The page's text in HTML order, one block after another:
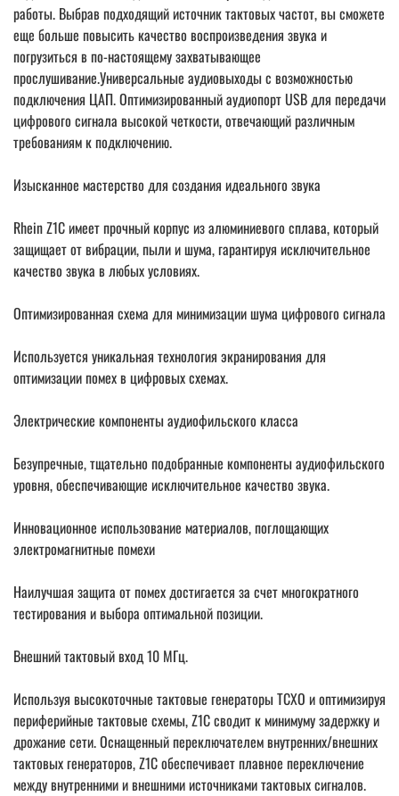
работы. Выбрав подходящий источник тактовых частот, вы сможете
еще больше повысить качество воспроизведения звука и
погрузиться в по-настоящему захватывающее
прослушивание.Универсальные аудиовыходы с возможностью
подключения ЦАП. Оптимизированный аудиопорт USB для передачи
цифрового сигнала высокой четкости, отвечающий различным
требованиям к подключению.
Изысканное мастерство для создания идеального звука
Rhein Z1C имеет прочный корпус из алюминиевого сплава, который
защищает от вибрации, пыли и шума, гарантируя исключительное
качество звука в любых условиях.
Оптимизированная схема для минимизации шума цифрового сигнала
Используется уникальная технология экранирования для
оптимизации помех в цифровых схемах.
Электрические компоненты аудиофильского класса
Безупречные, тщательно подобранные компоненты аудиофильского
уровня, обеспечивающие исключительное качество звука.
Инновационное использование материалов, поглощающих
электромагнитные помехи
Наилучшая защита от помех достигается за счет многократного
тестирования и выбора оптимальной позиции.
Внешний тактовый вход 10 МГц.
Используя высокоточные тактовые генераторы TCXO и оптимизируя
периферийные тактовые схемы, Z1C сводит к минимуму задержку и
дрожание сети. Оснащенный переключателем внутренних/внешних
тактовых генераторов, Z1C обеспечивает плавное переключение
между внутренними и внешними источниками тактовых сигналов.